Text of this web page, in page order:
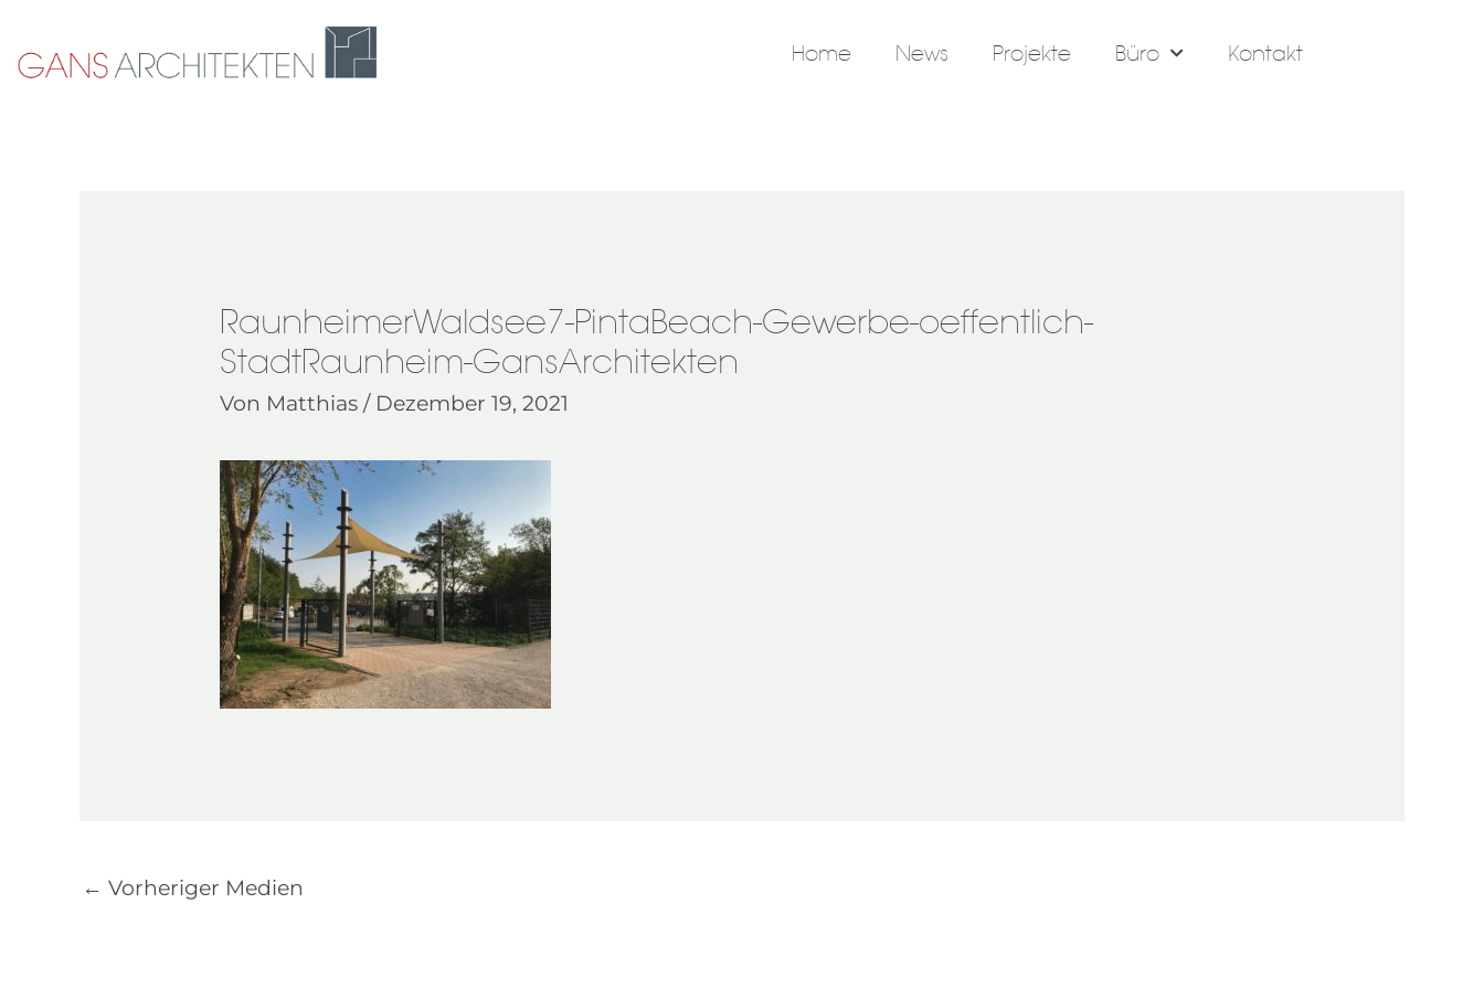
Inhalt
springen
Home News Projekte Büro Kontakt
RaunheimerWaldsee7-PintaBeach-Gewerbe-oeffentlich-
StadtRaunheim-GansArchitekten
Von Matthias / Dezember 19, 2021
← Vorheriger Medien